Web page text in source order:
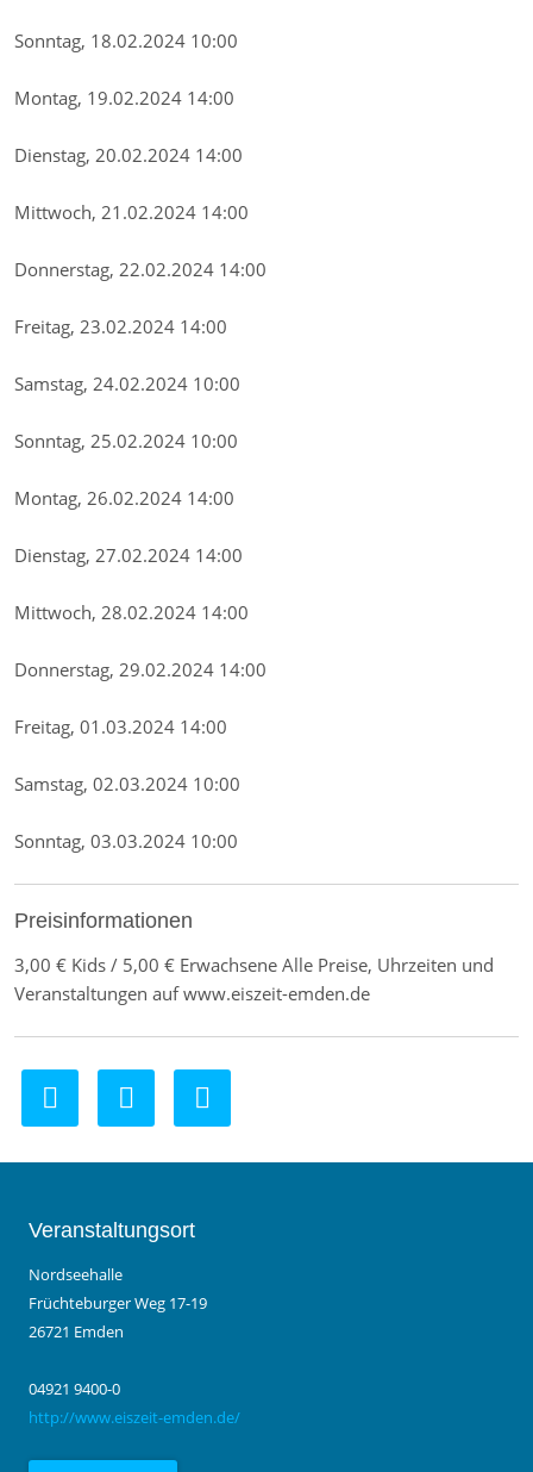
Sonntag, 18.02.2024 10:00
Montag, 19.02.2024 14:00
Dienstag, 20.02.2024 14:00
Mittwoch, 21.02.2024 14:00
Donnerstag, 22.02.2024 14:00
Freitag, 23.02.2024 14:00
Samstag, 24.02.2024 10:00
Sonntag, 25.02.2024 10:00
Montag, 26.02.2024 14:00
Dienstag, 27.02.2024 14:00
Mittwoch, 28.02.2024 14:00
Donnerstag, 29.02.2024 14:00
Freitag, 01.03.2024 14:00
Samstag, 02.03.2024 10:00
Sonntag, 03.03.2024 10:00
Preisinformationen
3,00 € Kids / 5,00 € Erwachsene Alle Preise, Uhrzeiten und
Veranstaltungen auf www.eiszeit-emden.de
Veranstaltungsort
Nordseehalle
Früchteburger Weg 17-19
26721 Emden
04921 9400-0
http://www.eiszeit-emden.de/